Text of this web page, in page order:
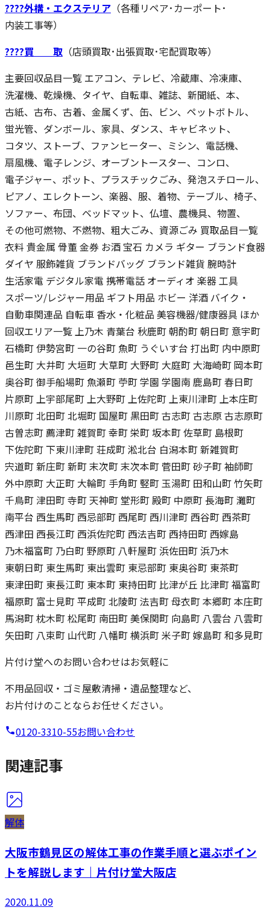
????外構・エクステリア （各種リペア･カーポート･
内装工事等）
????買 取 （店頭買取･出張買取･宅配買取等）
主要回収品目一覧 エアコン、テレビ、冷蔵庫、冷凍庫、
洗濯機、乾燥機、タイヤ、自転車、雑誌、新聞紙、本、
古紙、古布、古着、金属くず、缶、ビン、ペットボトル、
蛍光管、ダンボール、家具、ダンス、キャビネット、
コタツ、ストーブ、ファンヒーター、ミシン、電話機、
扇風機、電子レンジ、オーブントースター、コンロ、
電子ジャー、ポット、プラスチックごみ、発泡スチロール、
ピアノ、エレクトーン、楽器、服、着物、テーブル、椅子、
ソファー、布団、ベッドマット、仏壇、農機具、物置、
その他可燃物、不燃物、粗大ごみ、資源ごみ 買取品目一覧
衣料 貴金属 骨董 金券 お酒 宝石 カメラ ギター ブランド食器
ダイヤ 服飾雑貨 ブランドバッグ ブランド雑貨 腕時計
生活家電 デジタル家電 携帯電話 オーディオ 楽器 工具
スポーツ/レジャー用品 ギフト用品 ホビー 洋酒 バイク・
自動車関連品 自転車 香水・化粧品 美容機器/健康器具 ほか
回収エリア一覧 上乃木 青葉台 秋鹿町 朝酌町 朝日町 意宇町
石橋町 伊勢宮町 一の谷町 魚町 うぐいす台 打出町 内中原町
邑生町 大井町 大垣町 大草町 大野町 大庭町 大海崎町 岡本町
奥谷町 御手船場町 魚瀬町 苧町 学園 学園南 鹿島町 春日町
片原町 上宇部尾町 上大野町 上佐陀町 上東川津町 上本庄町
川原町 北田町 北堀町 国屋町 黒田町 古志町 古志原 古志原町
古曽志町 薦津町 雑賀町 幸町 栄町 坂本町 佐草町 島根町
下佐陀町 下東川津町 荘成町 淞北台 白潟本町 新雑賀町
宍道町 新庄町 新町 末次町 末次本町 菅田町 砂子町 袖師町
外中原町 大正町 大輪町 手角町 竪町 玉湯町 田和山町 竹矢町
千鳥町 津田町 寺町 天神町 堂形町 殿町 中原町 長海町 灘町
南平台 西生馬町 西忌部町 西尾町 西川津町 西谷町 西茶町
西津田 西長江町 西浜佐陀町 西法吉町 西持田町 西嫁島
乃木福富町 乃白町 野原町 八軒屋町 浜佐田町 浜乃木
東朝日町 東生馬町 東出雲町 東忌部町 東奥谷町 東茶町
東津田町 東長江町 東本町 東持田町 比津が丘 比津町 福富町
福原町 富士見町 平成町 北陵町 法吉町 母衣町 本郷町 本庄町
馬潟町 枕木町 松尾町 南田町 美保関町 向島町 八雲台 八雲町
矢田町 八束町 山代町 八幡町 横浜町 米子町 嫁島町 和多見町
片付け堂へのお問い合わせはお気軽に
不用品回収・ゴミ屋敷清掃・遺品整理など、
お片付けのことならお任せください。
0120-3310-55お問い合わせ
関連記事
解体
大阪市鶴見区の解体工事の作業手順と選ぶポイン
トを解説します｜片付け堂大阪店
2020.11.09